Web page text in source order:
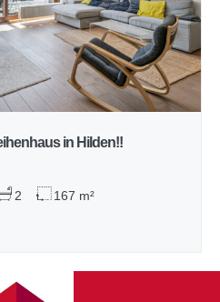
in Hilden!!
2
167 m²